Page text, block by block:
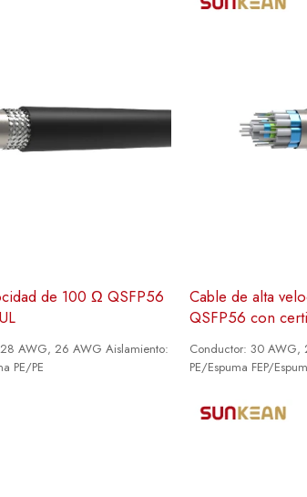
de 100 Ω QSFP56
AWG, 26 AWG Aislamiento:
PE/PE
Cable de alta
QSFP56 con
Conductor: 30 AWG,
PE/Espuma FEP/